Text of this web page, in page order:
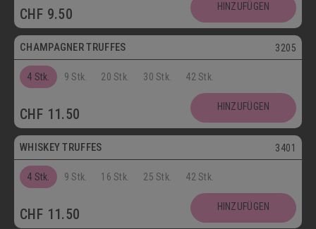
CHF 9.50 HINZUFÜGEN
Postversand
CHAMPAGNER TRUFFES 3205
4 Stk. 9 Stk. 20 Stk. 30 Stk. 42 Stk.
CHF 11.50 HINZUFÜGEN
Vegetarisch
WHISKEY TRUFFES 3401
4 Stk. 9 Stk. 16 Stk. 25 Stk. 42 Stk.
CHF 11.50 HINZUFÜGEN